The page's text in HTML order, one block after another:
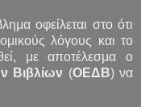
οφείλεται στο ότι
λόγους και το
με αποτέλεσμα ο
Βιβλίων (ΟΕΔΒ) να